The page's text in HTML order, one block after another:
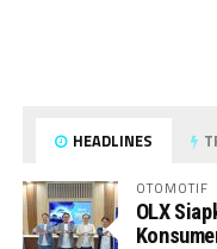
HEADLINES
OTOMOTIF
OLX